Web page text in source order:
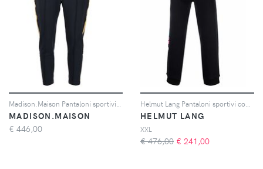
MADISON.MAISON
€ 446,00
HELMUT LANG
XXL
€ 476,00 € 241,00